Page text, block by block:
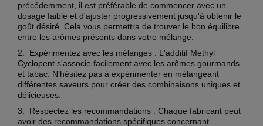
précédemment, il est préférable de commencer avec un
dosage faible et d'ajuster progressivement jusqu'à obtenir le
goût désiré. Cela vous permettra de trouver le bon équilibre
entre les arômes présents dans votre mélange.
2.
Expérimentez avec les mélanges : L'additif Methyl
Cyclopent s'associe facilement avec les arômes gourmands
et tabac. N'hésitez pas à expérimenter en mélangeant
différentes saveurs pour créer des combinaisons uniques et
délicieuses.
3.
Respectez les recommandations : Chaque fabricant peut
avoir des recommandations spécifiques concernant